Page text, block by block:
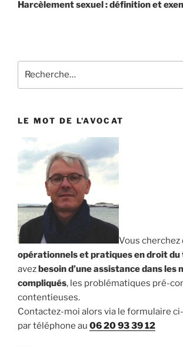
Harcèlement sexuel : définition et
LE MOT DE L’AVOCAT
Vous cherchez
opérationnels et pratiques en droit
avezbesoin d’une assistance dans les
compliqués, les problématiques pré-
contentieuses.
Contactez-moi alors via le formulaire
par téléphone au 06 20 93 39 12